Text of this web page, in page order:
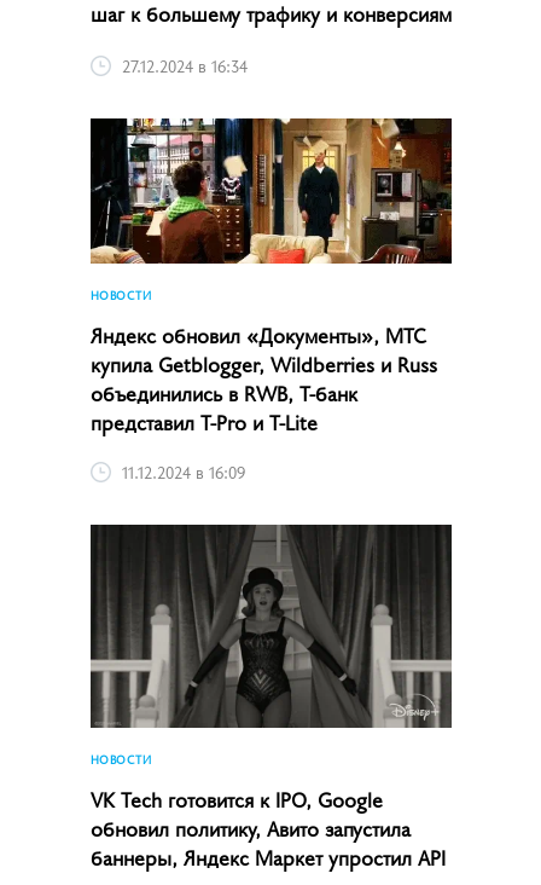
шаг к большему трафику и конверсиям
27.12.2024 в 16:34
НОВОСТИ
Яндекс обновил «Документы», МТС
купила Getblogger, Wildberries и Russ
объединились в RWB, Т-банк
представил T-Pro и T-Lite
11.12.2024 в 16:09
НОВОСТИ
VK Tech готовится к IPO, Google
обновил политику, Авито запустила
баннеры, Яндекс Маркет упростил API